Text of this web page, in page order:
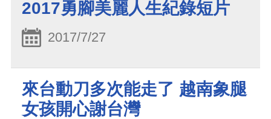
2017勇腳美麗人生紀錄短片
2017/7/27
來台動刀多次能走了 越南象腿
女孩開心謝台灣